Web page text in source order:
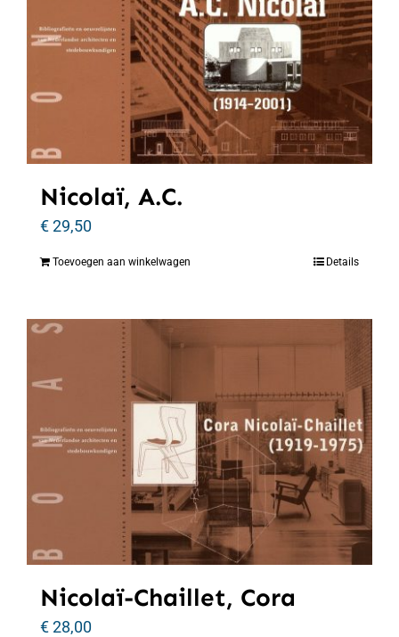
Nicolaï, A.C.
€29,50
Toevoegen aan winkelwagen Details
Nicolaï-Chaillet, Cora
€28,00